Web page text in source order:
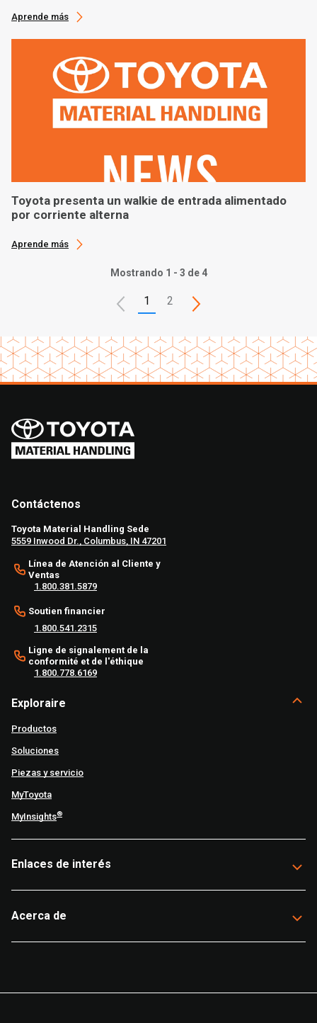
Aprende más
Toyota presenta un walkie de entrada alimentado
por corriente alterna
Aprende más
Mostrando 1 - 3 de 4
1 2
Contáctenos
Toyota Material Handling Sede
5559 Inwood Dr., Columbus, IN 47201
Línea de Atención al Cliente y
Ventas
1.800.381.5879
Soutien financier
1.800.541.2315
Ligne de signalement de la
conformité et de l'éthique
1.800.778.6169
Exploraire
Productos
Soluciones
Piezas y servicio
MyToyota
MyInsights®
Enlaces de interés
Acerca de